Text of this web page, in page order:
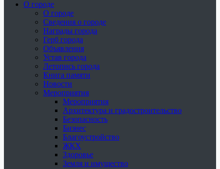
О городе
О городе
Сведения о городе
Награды города
Герб города
Объявления
Устав города
Летопись города
Книга памяти
Новости
Мероприятия
Мероприятия
Архитектура и градостроительство
Безопасность
Бизнес
Благоустройство
ЖКХ
Здоровье
Земля и имущество